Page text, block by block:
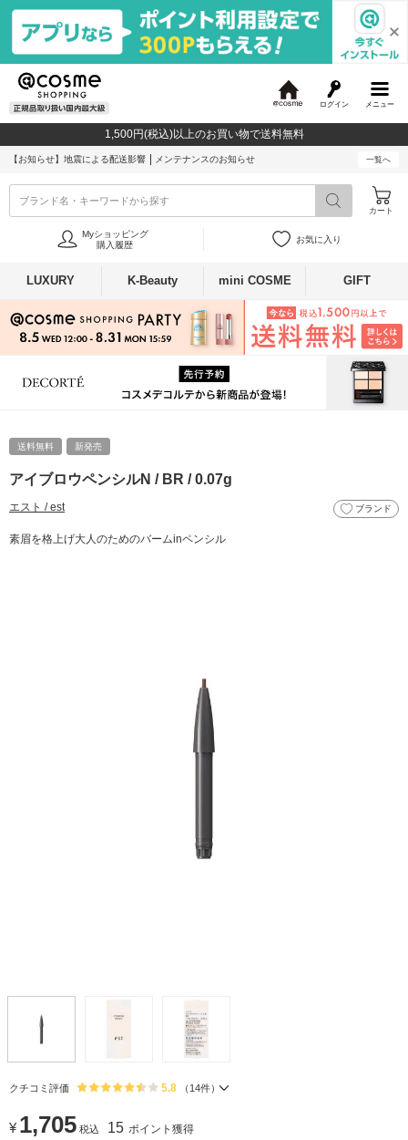
メニュー
ログイン
c
o
1,500円(税込)以上のお買い物で送料無料
【お知らせ】 地震による配送影響 メンテナンスのお知らせ 一覧へ
ブランド名・キーワードから探す
カート
Myショッピング
購入履歴
お気に入り
LUXURY K-Beauty mini COSME GIFT
送料無料 新発売
アイブロウペンシルN / BR / 0.07g
エスト / est ブランド
素眉を格上げ大人のためのバームinペンシル
クチコミ評価 5.8 （ 14件）
¥ 1,705 税込 15 ポイント獲得